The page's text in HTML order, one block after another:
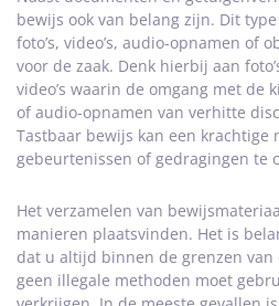
bewijs ook van belang zijn. Dit
foto’s, video’s, audio-opnamen of
voor de zaak. Denk hierbij aan
video’s waarin de omgang met de
of audio-opnamen van verhitte
Tastbaar bewijs kan een krachtige
gebeurtenissen of gedragingen te
Het verzamelen van
manieren plaatsvinden. Het is
dat u altijd binnen de grenzen
geen illegale methoden moet